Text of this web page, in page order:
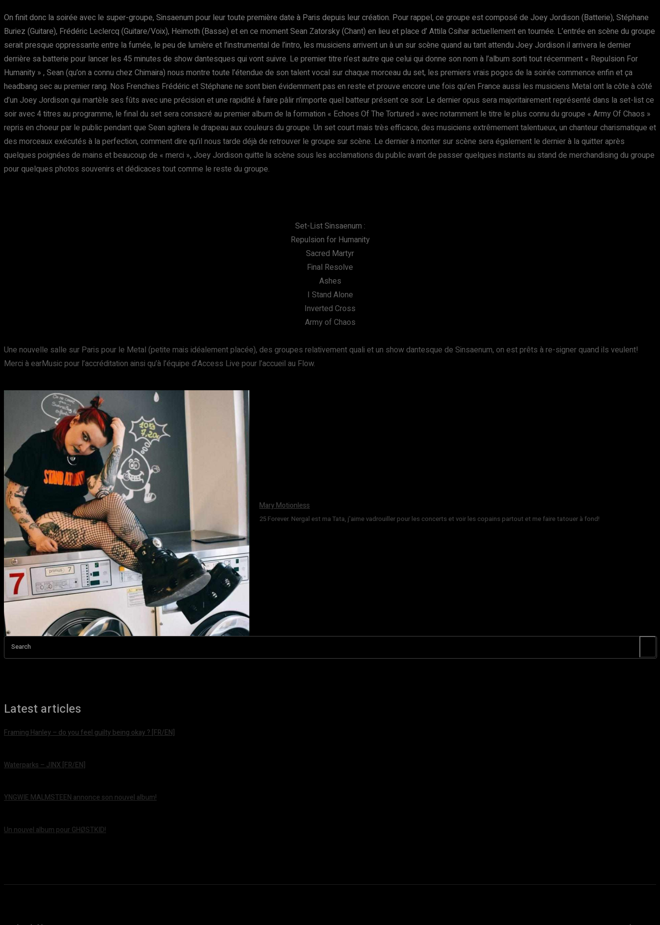
On finit donc la soirée avec le super-groupe, Sinsaenum pour leur toute première date à Paris depuis leur création. Pour rappel, ce groupe est composé de Joey Jordison (Batterie), Stéphane
Buriez (Guitare), Frédéric Leclercq (Guitare/Voix), Heimoth (Basse) et en ce moment Sean Zatorsky (Chant) en lieu et place d’ Attila Csihar actuellement en tournée. L’entrée en scène du groupe
serait presque oppressante entre la fumée, le peu de lumière et l’instrumental de l’intro, les musiciens arrivent un à un sur scène quand au tant attendu Joey Jordison il arrivera le dernier
derrière sa batterie pour lancer les 45 minutes de show dantesques qui vont suivre. Le premier titre n’est autre que celui qui donne son nom à l’album sorti tout récemment « Repulsion For
Humanity » , Sean (qu’on a connu chez Chimaira) nous montre toute l’étendue de son talent vocal sur chaque morceau du set, les premiers vrais pogos de la soirée commence enfin et ça
headbang sec au premier rang. Nos Frenchies Frédéric et Stéphane ne sont bien évidemment pas en reste et prouve encore une fois qu’en France aussi les musiciens Metal ont la côte à côté
d’un Joey Jordison qui martèle ses fûts avec une précision et une rapidité à faire pâlir n’importe quel batteur présent ce soir. Le dernier opus sera majoritairement représenté dans la set-list ce
soir avec 4 titres au programme, le final du set sera consacré au premier album de la formation « Echoes Of The Tortured » avec notamment le titre le plus connu du groupe « Army Of Chaos »
repris en choeur par le public pendant que Sean agitera le drapeau aux couleurs du groupe. Un set court mais très efficace, des musiciens extrêmement talentueux, un chanteur charismatique et
des morceaux exécutés à la perfection, comment dire qu’il nous tarde déjà de retrouver le groupe sur scène. Le dernier à monter sur scène sera également le dernier à la quitter après
quelques poignées de mains et beaucoup de « merci », Joey Jordison quitte la scène sous les acclamations du public avant de passer quelques instants au stand de merchandising du groupe
pour quelques photos souvenirs et dédicaces tout comme le reste du groupe.
Set-List Sinsaenum :
Repulsion for Humanity
Sacred Martyr
Final Resolve
Ashes
I Stand Alone
Inverted Cross
Army of Chaos
Une nouvelle salle sur Paris pour le Metal (petite mais idéalement placée), des groupes relativement quali et un show dantesque de Sinsaenum, on est prêts à re-signer quand ils veulent!
Merci à earMusic pour l’accréditation ainsi qu’à l’équipe d’Access Live pour l’accueil au Flow.
Mary Motionless
25 Forever. Nergal est ma Tata, j'aime vadrouiller pour les concerts et voir les copains partout et me faire tatouer à fond!
Search
Latest articles
Framing Hanley – do you feel guilty being okay ? [FR/EN]
Waterparks – JINX [FR/EN]
YNGWIE MALMSTEEN annonce son nouvel album!
Un nouvel album pour GHØSTKID!